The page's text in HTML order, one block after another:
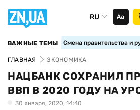
RU Аа
ВАЖНЫЕ ТЕМЫ Смена правительства и
ГЛАВНАЯ ЭКОНОМИКА
НАЦБАНК СОХРАНИЛ
ВВП В 2020 ГОДУ НА
30 января, 2020, 14:40